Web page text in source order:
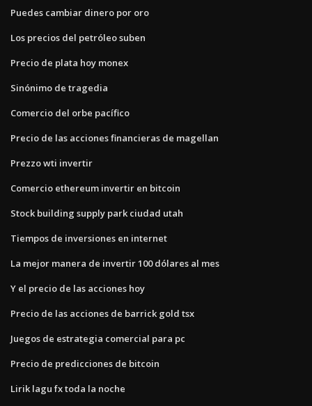
Puedes cambiar dinero por oro
Los precios del petróleo suben
Precio de plata hoy monex
Sinónimo de tragedia
Comercio del orbe pacífico
Precio de las acciones financieras de magellan
Prezzo wti invertir
Comercio ethereum invertir en bitcoin
Stock building supply park ciudad utah
Tiempos de inversiones en internet
La mejor manera de invertir 100 dólares al mes
Y el precio de las acciones hoy
Precio de las acciones de barrick gold tsx
Juegos de estrategia comercial para pc
Precio de predicciones de bitcoin
Lirik lagu fx toda la noche